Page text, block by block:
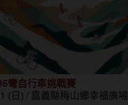
彎自行車挑戰賽
(日) / 嘉義縣梅山鄉幸福廣場